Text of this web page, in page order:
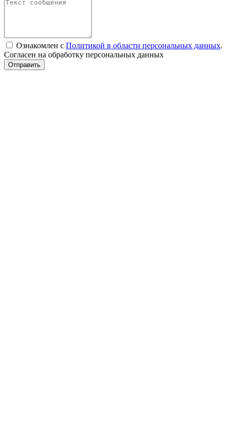
Ознакомлен с Политикой в области персональных данных.
Согласен на обработку персональных данных
Отправить